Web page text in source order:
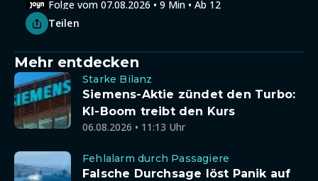
Folge vom 07.08.2026 • 9 Min • Ab 12
Teilen
Mehr entdecken
Starke Bilanz
Siemens-Aktie zündet den Turbo:
KI-Boom treibt den Kurs
06.08.2026 • 11:13 Uhr
Fehlalarm durch Passagiere
Falsche Durchsage löst Panik auf